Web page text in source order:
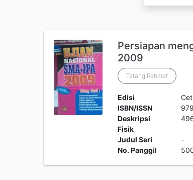
Persiapan
2009
Tatang Rahmat
Edisi
ISBN/ISSN
Deskripsi
Fisik
Judul Seri
-
No. Panggil